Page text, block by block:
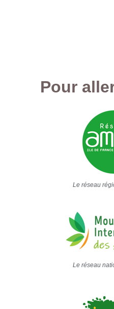
Pour
Le réseau
Le réseau